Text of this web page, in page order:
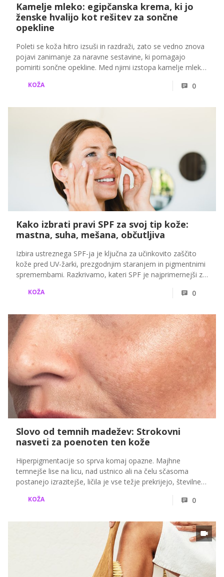
Kamelje mleko: egipčanska krema, ki jo
ženske hvalijo kot rešitev za sončne
opekline
Poleti se koža hitro izsuši in razdraži, zato se vedno znova
pojavi zanimanje za naravne sestavine, ki pomagajo
pomiriti sončne opekline. Med njimi izstopa kamelje mleko,
povezujejo z regeneracijo in vlaženjem kože po
KOŽA 0
Kako izbrati pravi SPF za svoj tip kože:
mastna, suha, mešana, občutljiva
Izbira ustreznega SPF-ja je ključna za učinkovito zaščito
kože pred UV-žarki, prezgodnjim staranjem in pigmentnimi
spremembami. Razkrivamo, kateri SPF je najprimernejši za
teksture zagotavljajo optimalno zaščito v poletnih
KOŽA 0
Slovo od temnih madežev: Strokovni
nasveti za poenoten ten kože
Hiperpigmentacije so sprva komaj opazne. Majhne
temnejše lise na licu, nad ustnico ali na čelu sčasoma
postanejo izrazitejše, ličila je vse težje prekrijejo, številne
estetskih posegih. Zakaj nastanejo, ali jih lahko
dermatologinja Nina Jugovar.
KOŽA 0